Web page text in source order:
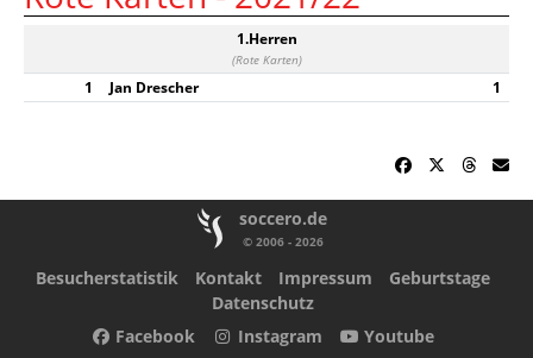
1.Herren
(Rote Karten)
1 Jan Drescher 1
soccero.de
© 2006 - 2026
Besucherstatistik Kontakt Impressum
Geburtstage
Datenschutz
Facebook
Instagram Youtube